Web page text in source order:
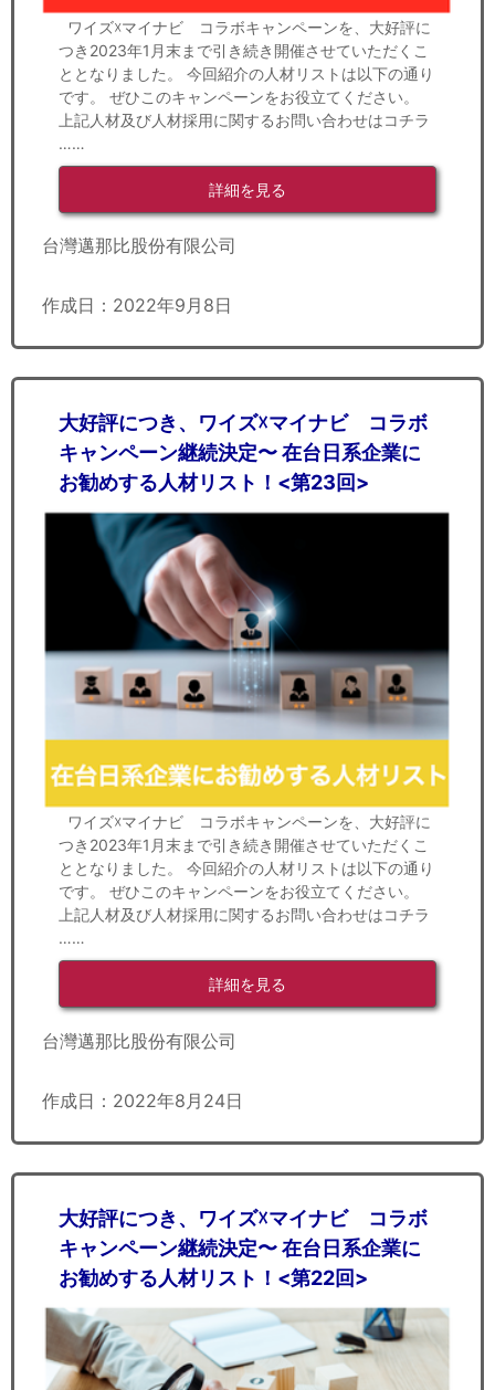
ワイズ☓マイナビ コラボキャンペーンを、大好評に
つき2023年1月末まで引き続き開催させていただくこ
ととなりました。 今回紹介の人材リストは以下の通り
です。 ぜひこのキャンペーンをお役立てください。
上記人材及び人材採用に関するお問い合わせはコチラ
……
詳細を見る
台灣邁那比股份有限公司
作成日：2022年9月8日
大好評につき、ワイズ☓マイナビ コラボ
キャンペーン継続決定〜 在台日系企業に
お勧めする人材リスト！<第23回>
ワイズ☓マイナビ コラボキャンペーンを、大好評に
つき2023年1月末まで引き続き開催させていただくこ
ととなりました。 今回紹介の人材リストは以下の通り
です。 ぜひこのキャンペーンをお役立てください。
上記人材及び人材採用に関するお問い合わせはコチラ
……
詳細を見る
台灣邁那比股份有限公司
作成日：2022年8月24日
大好評につき、ワイズ☓マイナビ コラボ
キャンペーン継続決定〜 在台日系企業に
お勧めする人材リスト！<第22回>